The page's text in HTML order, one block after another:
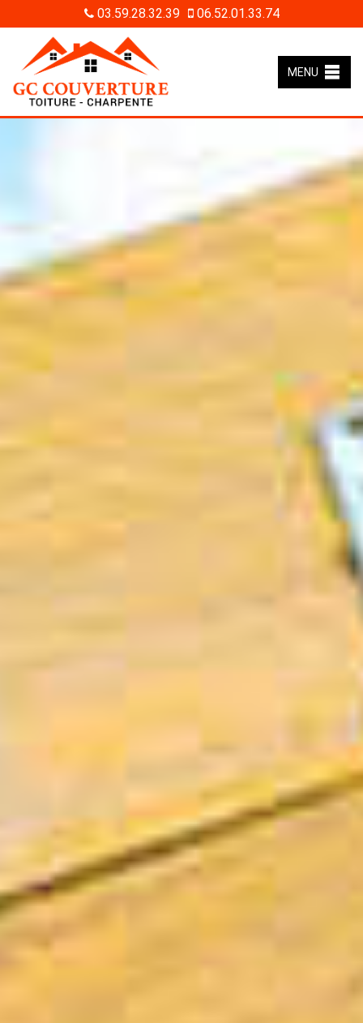
03.59.28.32.39 06.52.01.33.74
MENU